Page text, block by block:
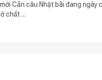
Cần câu Nhật bãi đang ngày
chất ...